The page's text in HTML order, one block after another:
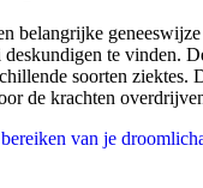
belangrijke
te vinden.
soorten
de krachten
van je